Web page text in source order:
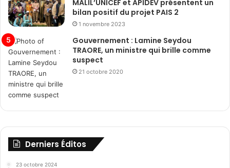
MALIL’UNICEF et APIDEV présentent un
bilan positif du projet PAIS 2
1 novembre 2023
Gouvernement : Lamine Seydou
TRAORE, un ministre qui brille comme
suspect
21 octobre 2020
Derniers Éditos
23 octobre 2024